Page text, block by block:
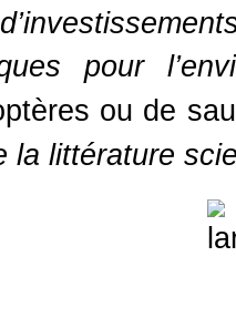
pour
ou de
la littérature